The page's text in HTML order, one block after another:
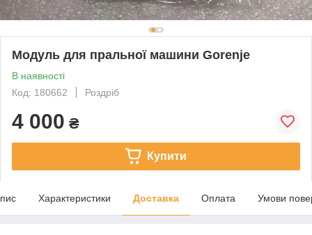
Модуль для пральної машини Gorenje
В наявності
Код: 180662
Роздріб
4 000 ₴
Купити
Характеристики Доставка Оплата Умови